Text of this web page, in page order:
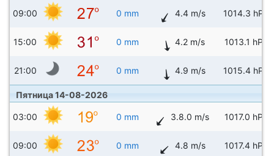
09:00 0 mm 4.4 m/s 1014.3 hPa
15:00 0 mm 4.2 m/s 1013.1 hPa
21:00 0 mm 4.9 m/s 1015.4 hPa
Пятница 14-08-2026
03:00 0 mm 3.8.0 m/s 1017.0 hPa
09:00 0 mm 4.8 m/s 1017.4 hPa